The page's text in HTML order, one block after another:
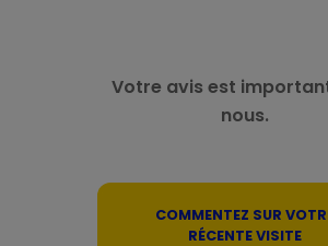
Votre avis est
nous.
COMMENTEZ SUR
RÉCENTE VISITE